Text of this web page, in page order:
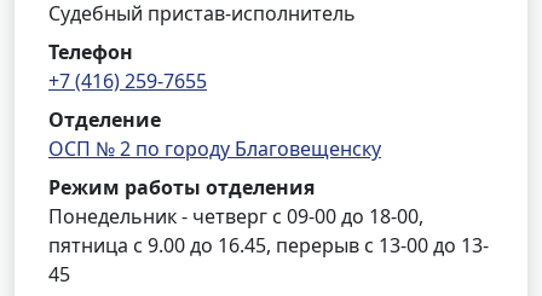
Судебный пристав-исполнитель
Телефон
+7 (416) 259-7655
Отделение
ОСП № 2 по городу Благовещенску
Режим работы отделения
Понедельник - четверг с 09-00 до 18-00,
пятница с 9.00 до 16.45, перерыв с 13-00 до 13-
45